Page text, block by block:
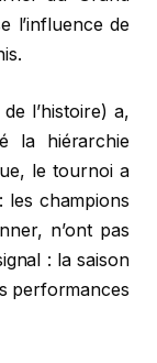
l’influence de
de l’histoire) a,
la hiérarchie
le tournoi a
les champions
n’ont pas
: la saison
performances